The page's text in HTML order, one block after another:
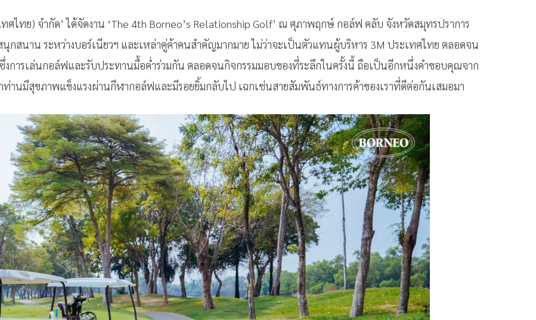
ศไทย) จำกัด’ ได้จัดงาน ‘The 4th Borneo’s Relationship Golf’ ณ ศุภาพฤกษ์ กอล์ฟ คลับ จังหวัดสมุทรปราการ
กสนาน ระหว่างบอร์เนียวฯ และเหล่าคู่ค้าคนสำคัญมากมาย ไม่ว่าจะเป็นตัวแทนผู้บริหาร 3M ประเทศไทย ตลอดจน
งการเล่นกอล์ฟและรับประทานมื้อค่ำร่วมกัน ตลอดจนกิจกรรมมอบของที่ระลึกในครั้งนี้ ถือเป็นอีกหนึ่งคำขอบคุณจาก
านมีสุขภาพแข็งแรงผ่านกีฬากอล์ฟและมีรอยยิ้มกลับไป เฉกเช่นสายสัมพันธ์ทางการค้าของเราที่ดีต่อกันเสมอมา